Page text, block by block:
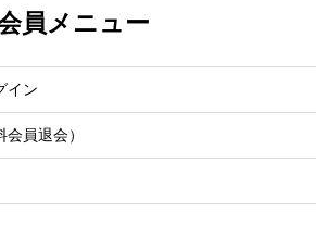
員メニュー
イン
員退会）